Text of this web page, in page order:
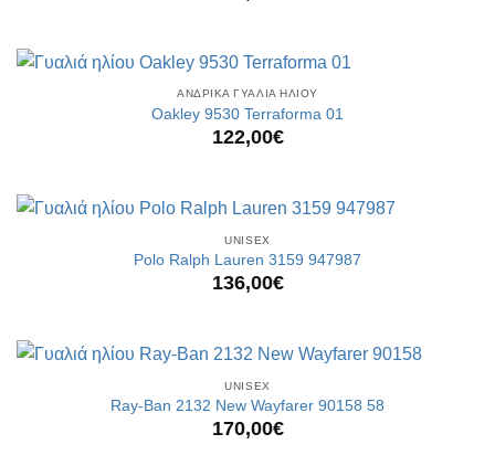
ΑΝΔΡΙΚΑ ΓΥΑΛΙΑ ΗΛΙΟΥ
Oakley 9530 Terraforma 01
122,00€
UNISEX
Polo Ralph Lauren 3159 947987
136,00€
UNISEX
Ray-Ban 2132 New Wayfarer 90158 58
170,00€